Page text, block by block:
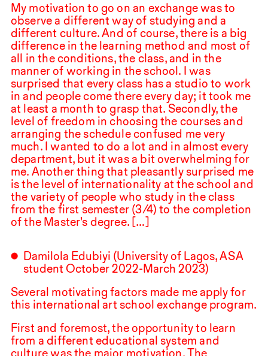
My motivation to go on an exchange was to
observe a different way of studying and a
different culture. And of course, there is a big
difference in the learning method and most of
all in the conditions, the class, and in the
manner of working in the school. I was
surprised that every class has a studio to work
in and people come there every day; it took me
at least a month to grasp that. Secondly, the
level of freedom in choosing the courses and
arranging the schedule confused me very
much. I wanted to do a lot and in almost every
department, but it was a bit overwhelming for
me. Another thing that pleasantly surprised me
is the level of internationality at the school and
the variety of people who study in the class
from the first semester (3/4) to the completion
of the Master’s degree. […]
Damilola Edubiyi (University of Lagos,ASA
student October2022-March2023)
Several motivating factors made me apply for
this international art school exchange program.
First and foremost, the opportunity to learn
from a different educational system and
culture was the major motivation. The